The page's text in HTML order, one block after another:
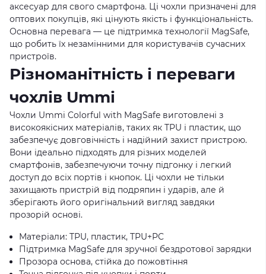
аксесуар для свого смартфона. Ці чохли призначені для
оптових покупців, які цінують якість і функціональність.
Основна перевага — це підтримка технології MagSafe,
що робить їх незамінними для користувачів сучасних
пристроїв.
Різноманітність і переваги
чохлів Ummi
Чохли Ummi Colorful with MagSafe виготовлені з
високоякісних матеріалів, таких як TPU і пластик, що
забезпечує довговічність і надійний захист пристрою.
Вони ідеально підходять для різних моделей
смартфонів, забезпечуючи точну підгонку і легкий
доступ до всіх портів і кнопок. Ці чохли не тільки
захищають пристрій від подряпин і ударів, але й
зберігають його оригінальний вигляд завдяки
прозорій основі.
Матеріали: TPU, пластик, TPU+PC
Підтримка MagSafe для зручної бездротової зарядки
Прозора основа, стійка до пожовтіння